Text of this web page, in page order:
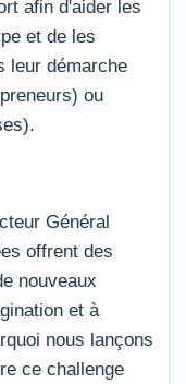
afin d'aider les
et de les
leur démarche
ou
Général
offrent des
nouveaux
et à
nous lançons
ce challenge